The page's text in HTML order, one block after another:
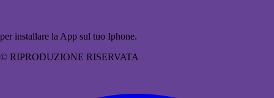
per installare la App sul tuo Iphone.
© RIPRODUZIONE RISERVATA